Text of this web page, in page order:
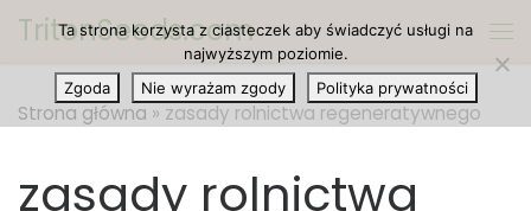
Przejdź do treści
TritonSeeds.com
Strona główna » zasady rolnictwa regeneratywnego
zasady rolnictwa
Ta strona korzysta z ciasteczek aby świadczyć usługi na
najwyższym poziomie.
Zgoda
Nie wyrażam zgody Polityka prywatności